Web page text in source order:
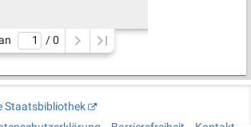
/ 0
Staatsbibliothek